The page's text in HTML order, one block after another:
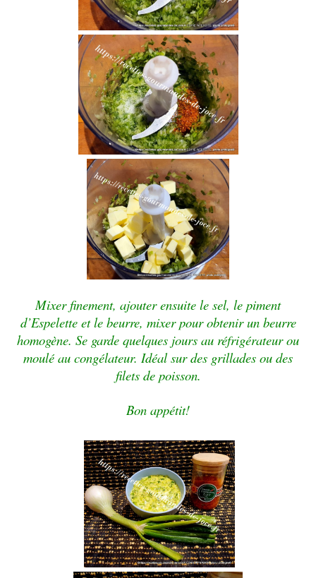
Mixer finement, ajouter ensuite le sel, le piment
d’Espeletteet le beurre, mixer pour obtenir un beurre
homogène. Se garde quelques jours au réfrigérateur ou
moulé au congélateur. Idéal sur des grillades ou des
filets de poisson.
Bon appétit!